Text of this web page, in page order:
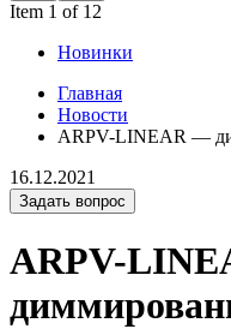
Item 1 of 12
Новинки
Главная
Новости
ARPV-LINEAR —
16.12.2021
Задать вопрос
ARPV-